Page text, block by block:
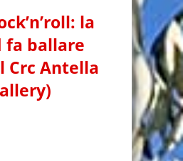
la
fa ballare
Crc Antella